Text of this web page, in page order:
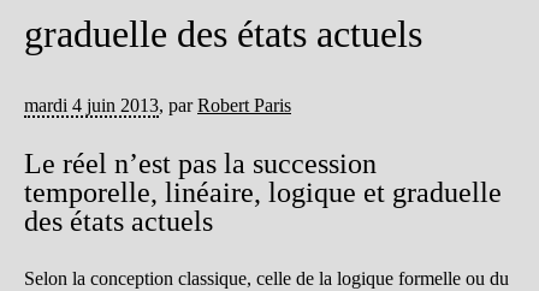
graduelle des états actuels
mardi 4 juin 2013, parRobert Paris
Le réel n’est pas la succession
temporelle, linéaire, logique et graduelle
des états actuels
Selon la conception classique, celle de la logique formelle ou du